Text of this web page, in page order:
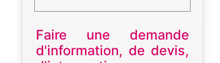
Faire une demande
d'information, de devis,